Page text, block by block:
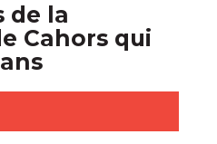
de la
Cahors qui